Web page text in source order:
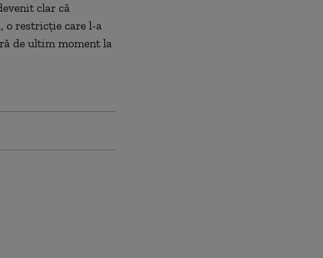
clar că
o restricție care l-a
de ultim moment la